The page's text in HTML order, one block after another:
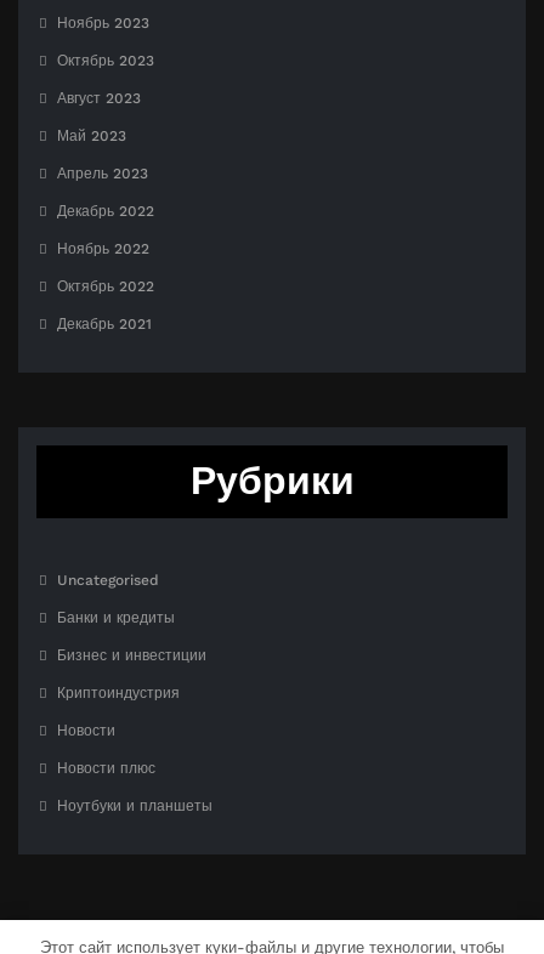
Ноябрь 2023
Октябрь 2023
Август 2023
Май 2023
Апрель 2023
Декабрь 2022
Ноябрь 2022
Октябрь 2022
Декабрь 2021
Рубрики
Uncategorised
Банки и кредиты
Бизнес и инвестиции
Криптоиндустрия
Новости
Новости плюс
Ноутбуки и планшеты
Этот сайт использует куки-файлы и другие технологии, чтобы